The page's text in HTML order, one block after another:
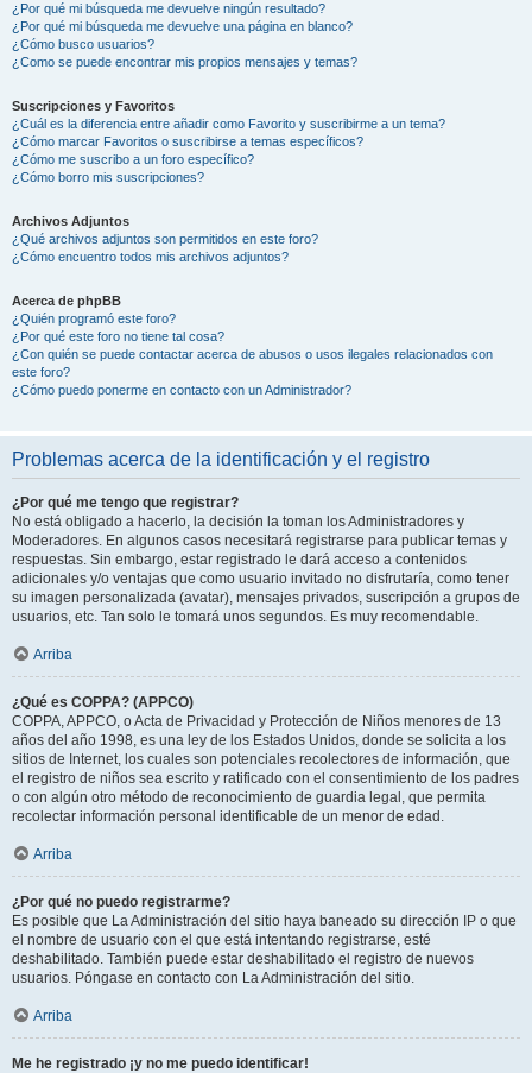
¿Por qué mi búsqueda me devuelve ningún resultado?
¿Por qué mi búsqueda me devuelve una página en blanco?
¿Cómo busco usuarios?
¿Como se puede encontrar mis propios mensajes y temas?
Suscripciones y Favoritos
¿Cuál es la diferencia entre añadir como Favorito y suscribirme a un tema?
¿Cómo marcar Favoritos o suscribirse a temas específicos?
¿Cómo me suscribo a un foro específico?
¿Cómo borro mis suscripciones?
Archivos Adjuntos
¿Qué archivos adjuntos son permitidos en este foro?
¿Cómo encuentro todos mis archivos adjuntos?
Acerca de phpBB
¿Quién programó este foro?
¿Por qué este foro no tiene tal cosa?
¿Con quién se puede contactar acerca de abusos o usos ilegales relacionados con
este foro?
¿Cómo puedo ponerme en contacto con un Administrador?
Problemas acerca de la identificación y el registro
¿Por qué me tengo que registrar?
No está obligado a hacerlo, la decisión la toman los Administradores y
Moderadores. En algunos casos necesitará registrarse para publicar temas y
respuestas. Sin embargo, estar registrado le dará acceso a contenidos
adicionales y/o ventajas que como usuario invitado no disfrutaría, como tener
su imagen personalizada (avatar), mensajes privados, suscripción a grupos de
usuarios, etc. Tan solo le tomará unos segundos. Es muy recomendable.
Arriba
¿Qué es COPPA? (APPCO)
COPPA, APPCO, o Acta de Privacidad y Protección de Niños menores de 13
años del año 1998, es una ley de los Estados Unidos, donde se solicita a los
sitios de Internet, los cuales son potenciales recolectores de información, que
el registro de niños sea escrito y ratificado con el consentimiento de los padres
o con algún otro método de reconocimiento de guardia legal, que permita
recolectar información personal identificable de un menor de edad.
Arriba
¿Por qué no puedo registrarme?
Es posible que La Administración del sitio haya baneado su dirección IP o que
el nombre de usuario con el que está intentando registrarse, esté
deshabilitado. También puede estar deshabilitado el registro de nuevos
usuarios. Póngase en contacto con La Administración del sitio.
Arriba
Me he registrado ¡y no me puedo identificar!